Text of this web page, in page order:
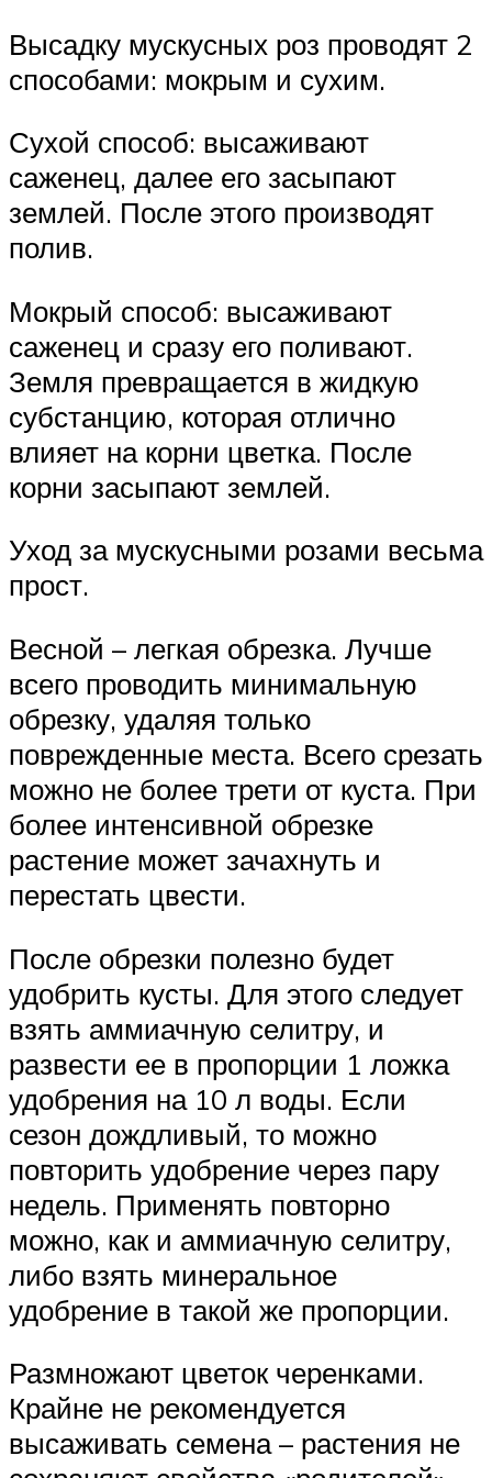
Высадку мускусных роз проводят 2
способами: мокрым и сухим.
Сухой способ: высаживают
саженец, далее его засыпают
землей. После этого производят
полив.
Мокрый способ: высаживают
саженец и сразу его поливают.
Земля превращается в жидкую
субстанцию, которая отлично
влияет на корни цветка. После
корни засыпают землей.
Уход за мускусными розами весьма
прост.
Весной – легкая обрезка. Лучше
всего проводить минимальную
обрезку, удаляя только
поврежденные места. Всего срезать
можно не более трети от куста. При
более интенсивной обрезке
растение может зачахнуть и
перестать цвести.
После обрезки полезно будет
удобрить кусты. Для этого следует
взять аммиачную селитру, и
развести ее в пропорции 1 ложка
удобрения на 10 л воды. Если
сезон дождливый, то можно
повторить удобрение через пару
недель. Применять повторно
можно, как и аммиачную селитру,
либо взять минеральное
удобрение в такой же пропорции.
Размножают цветок черенками.
Крайне не рекомендуется
высаживать семена – растения не